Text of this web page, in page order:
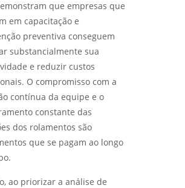
que empresas que
em capacitação e
preventiva conseguem
substancialmente sua
e reduzir custos
O compromisso com a
contínua da equipe e o
constante das
dos rolamentos são
que se pagam ao longo
ao priorizar a análise de